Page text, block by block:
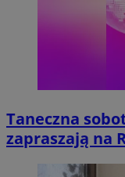
Taneczna
zapraszają na